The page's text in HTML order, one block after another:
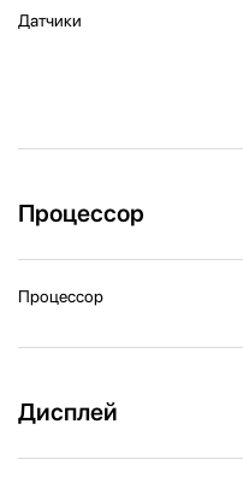
Датчики
Процессор
Процессор
Дисплей